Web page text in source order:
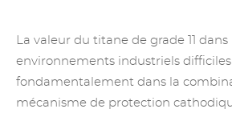
La valeur du titane de grade 11 dans
environnements industriels
fondamentalement dans la
mécanisme de protection